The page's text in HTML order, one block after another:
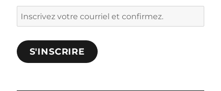
Inscrivez
votre
courriel
et
S'INSCRIRE